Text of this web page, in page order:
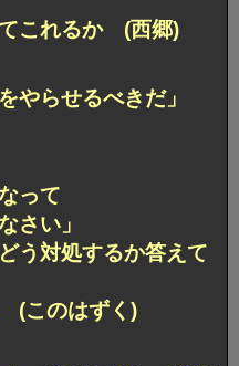
これるか (西郷)
やらせるべきだ」
って
さい」
う対処するか答えて
(このはずく)